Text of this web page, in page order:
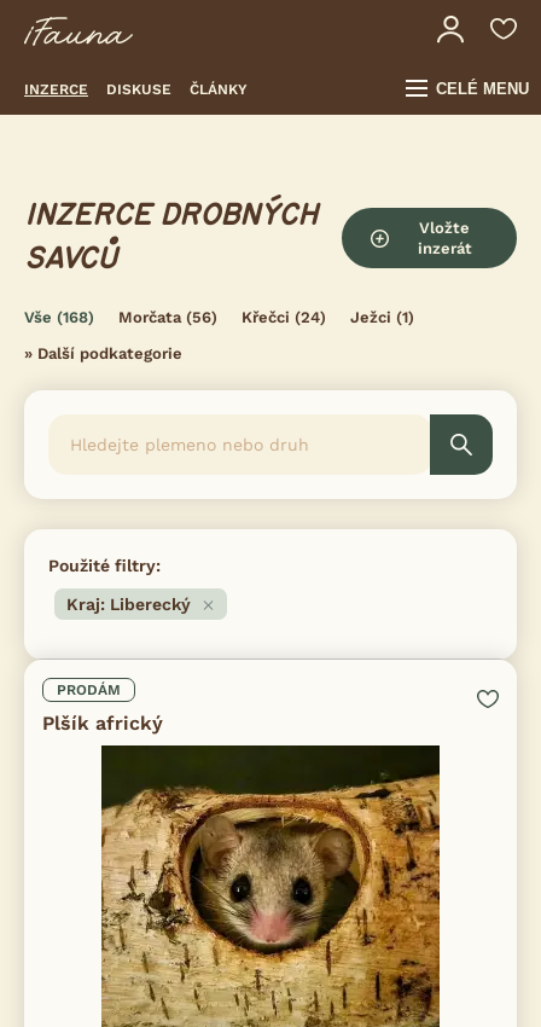
INZERCE DISKUSE ČLÁNKY CELÉ MENU
INZERCE DROBNÝCH
SAVCŮ
Vložte
inzerát
Vše (168) Morčata(56) Křečci (24) Ježci (1)
» Další podkategorie
Použité filtry:
Kraj: Liberecký
PRODÁM
Plšík africký